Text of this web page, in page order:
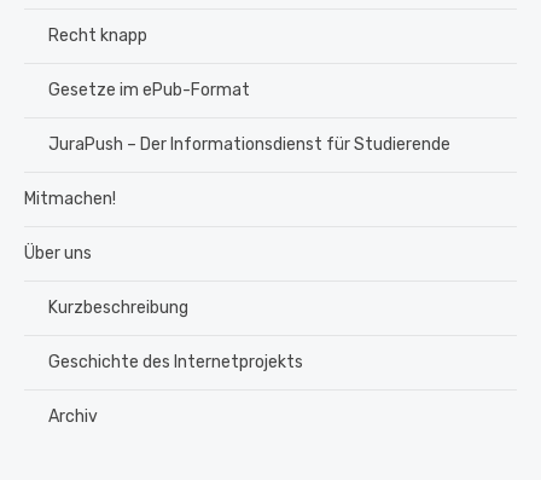
Recht knapp
Gesetze im ePub-Format
JuraPush – Der Informationsdienst für Studierende
Mitmachen!
Über uns
Kurzbeschreibung
Geschichte des Internetprojekts
Archiv